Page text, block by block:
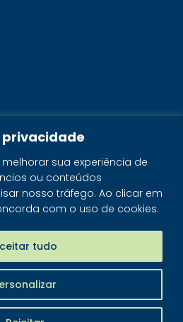
privacidade
sua experiência de
ou conteúdos
nosso tráfego. Ao clicar em
com o uso de cookies.
tudo
os direitos reservados